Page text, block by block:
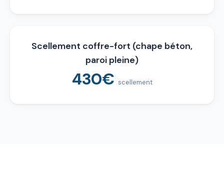
Scellement coffre-fort (chape béton,
paroi pleine)
430€ scellement